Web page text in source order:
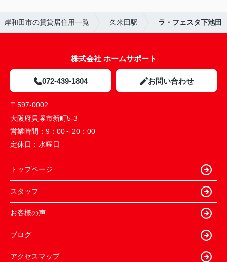
岸和田市の賃貸居住用一覧 久米田駅 ラ・フェスタ下池田
株式会社 ホームサポート
072-439-1804 お問い合わせ
〒597-0002
大阪府貝塚市新町5-3
営業時間： 9：00～20：00
定休日： 水曜日
トップページ
スタッフ
お客様の声
ブログ
アクセスマップ